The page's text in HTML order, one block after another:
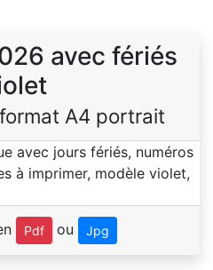
avec fériés
A4 portrait
Pdf ou Jpg